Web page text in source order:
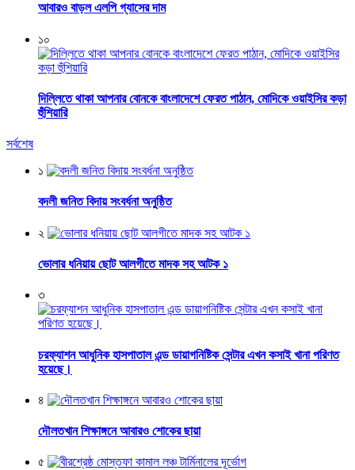
আবারও বাড়ল এলপি গ্যাসের দাম
১০
দিল্লিতে থাকা আপনার বোনকে বাংলাদেশে ফেরত পাঠান, মোদিকে ওয়াইসির কড়া
হুঁশিয়ারি
সর্বশেষ
১
বদলী জনিত বিদায় সংবর্ধনা অনুষ্ঠিত
২
ভোলার ধনিয়ায় ছোট আলগীতে মাদক সহ আটক ১
৩
চরফ্যাশন আধুনিক হাসপাতাল এন্ড ডায়াগনিষ্টিক সেন্টার এখন কসাই খানা পরিণত
হয়েছে।
৪
দৌলতখান শিক্ষাঙ্গনে আবারও শোকের ছায়া
৫